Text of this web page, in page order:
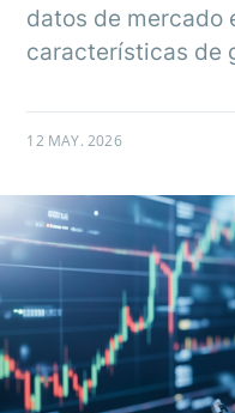
datos de mercado
características de
12 MAY. 2026